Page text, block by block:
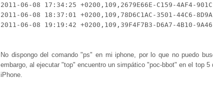
2011-06-08 17:34:25 +0200,109,2679E66E-C159-4AF4-901C-
2011-06-08 18:37:01 +0200,109,78D6C1AC-3501-44C6-
2011-06-08 19:19:42 +0200,109,39F4F7B3-D6A7-4B10-9A46-
No dispongo del comando "ps" en mi iphone, por lo que no puedo
embargo, al ejecutar "top" encuentro un simpático "poc-bbot" en el top
iPhone.